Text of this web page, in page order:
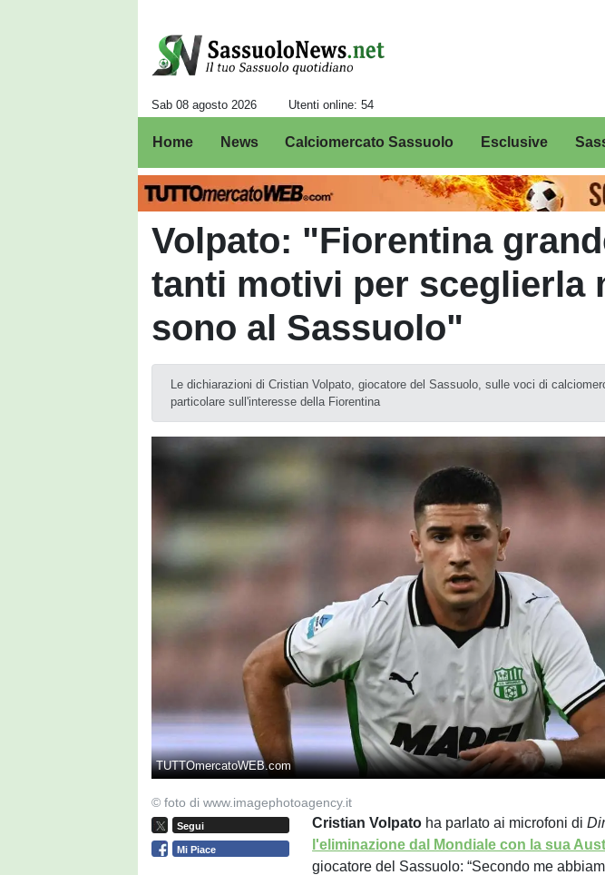
Sab 08 agosto 2026 Utenti online: 54
Home News Calciomercato Sassuolo Esclusive
Volpato: "Fiorentina
tanti motivi per sceglierla
sono al Sassuolo"
Le dichiarazioni di Cristian Volpato, giocatore del Sassuolo, sulle voci di
particolare sull'interesse della Fiorentina
TUTTOmercatoWEB.com
© foto di www.imagephotoagency.it
Segui
Mi Piace
Cristian Volpato ha parlato ai microfoni di
l'eliminazione dal Mondiale con la sua
giocatore del Sassuolo: “Secondo me